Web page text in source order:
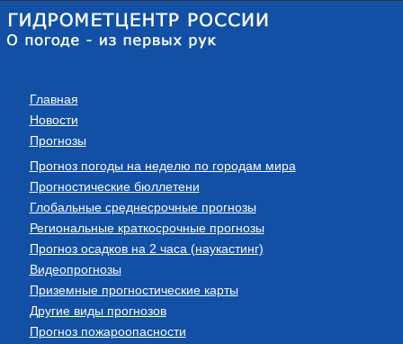
Главная
Новости
Прогнозы
Прогноз погоды на неделю по городам мира
Прогностические бюллетени
Глобальные среднесрочные прогнозы
Региональные краткосрочные прогнозы
Прогноз осадков на 2 часа (наукастинг)
Видеопрогнозы
Приземные прогностические карты
Другие виды прогнозов
Прогноз пожароопасности